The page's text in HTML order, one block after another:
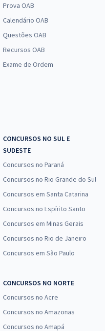
Prova OAB
Calendário OAB
Questões OAB
Recursos OAB
Exame de Ordem
CONCURSOS NO SUL E
SUDESTE
Concursos no Paraná
Concursos no Rio Grande do Sul
Concursos em Santa Catarina
Concursos no Espírito Santo
Concursos em Minas Gerais
Concursos no Rio de Janeiro
Concursos em São Paulo
CONCURSOS NO NORTE
Concursos no Acre
Concursos no Amazonas
Concursos no Amapá